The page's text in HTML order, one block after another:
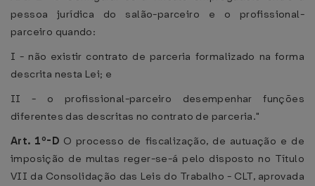
pessoa jurídica do salão-parceiro e o profissional-
parceiro quando:
I - não existir contrato de parceria formalizado na forma
descrita nesta Lei; e
II - o profissional-parceiro desempenhar funções
diferentes das descritas no contrato de parceria."
Art. 1º-DO processo de fiscalização, de autuação e de
imposição de multas reger-se-á pelo disposto no Título
VII da Consolidação das Leis do Trabalho - CLT, aprovada